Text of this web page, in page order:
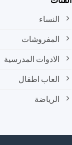
النساء
المفروشات
الادوات المدرسية
العاب اطفال
الرياضة